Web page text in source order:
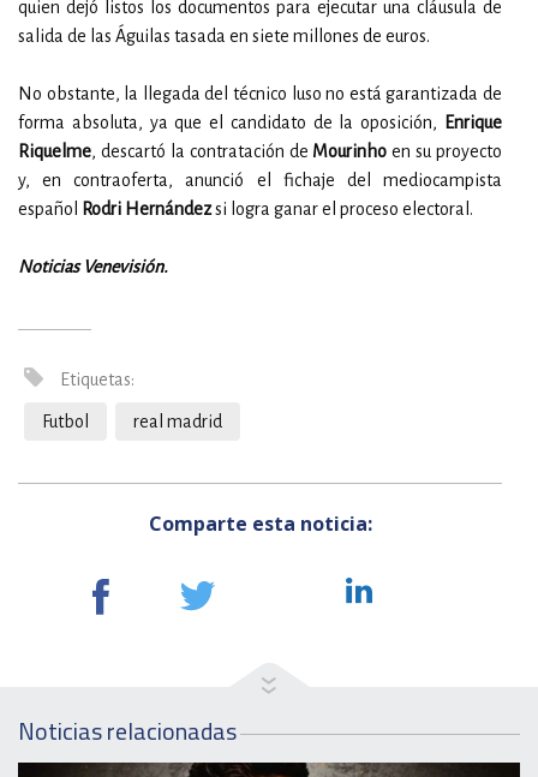
quien dejó listos los documentos para ejecutar una cláusula de
salida de las Águilas tasada en siete millones de euros.
No obstante, la llegada del técnico luso no está garantizada de
forma absoluta, ya que el candidato de la oposición,
Enrique
Riquelme, descartó la contratación de Mourinhoen su proyecto
y, en contraoferta, anunció el fichaje del mediocampista
español
Rodri Hernándezsi logra ganar el proceso electoral.
Noticias Venevisión.
Etiquetas:
Futbol real madrid
Comparte esta noticia:
Noticias relacionadas